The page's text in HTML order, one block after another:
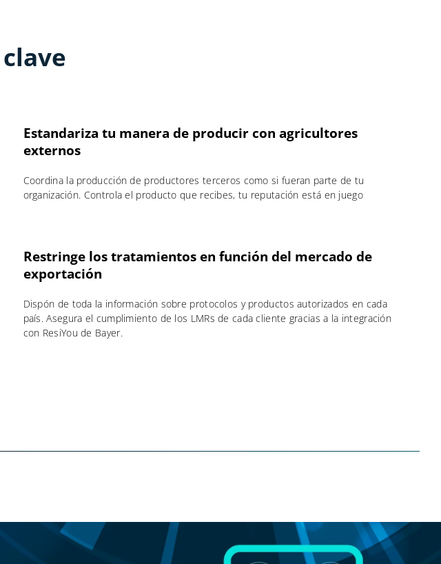
Estandariza tu manera de producir con agricultores
externos
Coordina la producción de productores terceros como si fueran parte de tu
organización. Controla el producto que recibes, tu reputación está en juego
Restringe los tratamientos en función del mercado de
exportación
Dispón de toda la información sobre protocolos y productos autorizados en cada
país. Asegura el cumplimiento de los LMRs de cada cliente gracias a la integración
con ResiYou de Bayer.